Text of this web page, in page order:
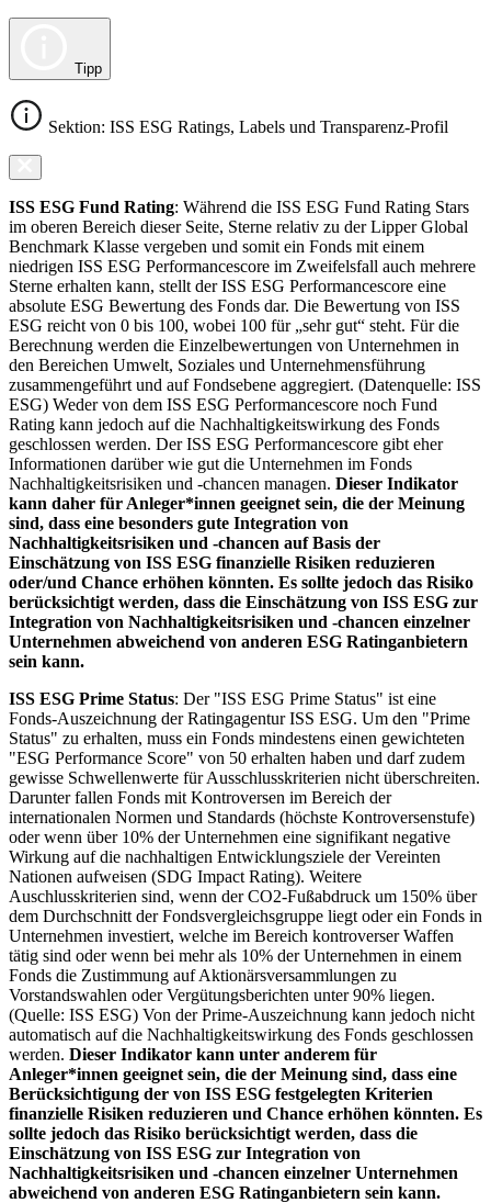
Tipp
Sektion: ISS ESG Ratings, Labels und Transparenz-Profil
ISS ESG Fund Rating: Während die ISS ESG Fund Rating Stars
im oberen Bereich dieser Seite, Sterne relativ zu der Lipper Global
Benchmark Klasse vergeben und somit ein Fonds mit einem
niedrigen ISS ESG Performancescore im Zweifelsfall auch mehrere
Sterne erhalten kann, stellt der ISS ESG Performancescore eine
absolute ESG Bewertung des Fonds dar. Die Bewertung von ISS
ESG reicht von 0 bis 100, wobei 100 für „sehr gut“ steht. Für die
Berechnung werden die Einzelbewertungen von Unternehmen in
den Bereichen Umwelt, Soziales und Unternehmensführung
zusammengeführt und auf Fondsebene aggregiert. (Datenquelle: ISS
ESG) Weder von dem ISS ESG Performancescore noch Fund
Rating kann jedoch auf die Nachhaltigkeitswirkung des Fonds
geschlossen werden. Der ISS ESG Performancescore gibt eher
Informationen darüber wie gut die Unternehmen im Fonds
Nachhaltigkeitsrisiken und -chancen managen. Dieser Indikator
kann daher für Anleger*innen geeignet sein, die der Meinung
sind, dass eine besonders gute Integration von
Nachhaltigkeitsrisiken und -chancen auf Basis der
Einschätzung von ISS ESG finanzielle Risiken reduzieren
oder/und Chance erhöhen könnten. Es sollte jedoch das Risiko
berücksichtigt werden, dass die Einschätzung von ISS ESG zur
Integration von Nachhaltigkeitsrisiken und -chancen einzelner
Unternehmen abweichend von anderen ESG Ratinganbietern
sein kann.
ISS ESG Prime Status: Der "ISS ESG Prime Status" ist eine
Fonds-Auszeichnung der Ratingagentur ISS ESG. Um den "Prime
Status" zu erhalten, muss ein Fonds mindestens einen gewichteten
"ESG Performance Score" von 50 erhalten haben und darf zudem
gewisse Schwellenwerte für Ausschlusskriterien nicht überschreiten.
Darunter fallen Fonds mit Kontroversen im Bereich der
internationalen Normen und Standards (höchste Kontroversenstufe)
oder wenn über 10% der Unternehmen eine signifikant negative
Wirkung auf die nachhaltigen Entwicklungsziele der Vereinten
Nationen aufweisen (SDG Impact Rating). Weitere
Auschlusskriterien sind, wenn der CO2-Fußabdruck um 150% über
dem Durchschnitt der Fondsvergleichsgruppe liegt oder ein Fonds in
Unternehmen investiert, welche im Bereich kontroverser Waffen
tätig sind oder wenn bei mehr als 10% der Unternehmen in einem
Fonds die Zustimmung auf Aktionärsversammlungen zu
Vorstandswahlen oder Vergütungsberichten unter 90% liegen.
(Quelle: ISS ESG) Von der Prime-Auszeichnung kann jedoch nicht
automatisch auf die Nachhaltigkeitswirkung des Fonds geschlossen
werden. Dieser Indikator kann unter anderem für
Anleger*innen geeignet sein, die der Meinung sind, dass eine
Berücksichtigung der von ISS ESG festgelegten Kriterien
finanzielle Risiken reduzieren und Chance erhöhen könnten. Es
sollte jedoch das Risiko berücksichtigt werden, dass die
Einschätzung von ISS ESG zur Integration von
Nachhaltigkeitsrisiken und -chancen einzelner Unternehmen
abweichend von anderen ESG Ratinganbietern sein kann.